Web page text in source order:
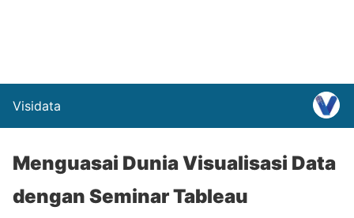
Visidata
Menguasai Dunia Visualisasi Data
dengan Seminar Tableau